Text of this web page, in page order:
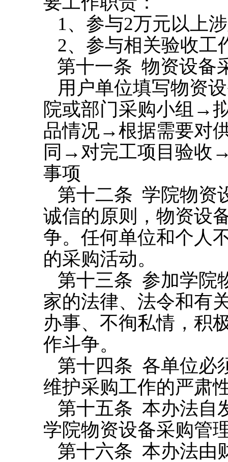
1、参与2万元以上
2、参与相关验收工
第十一条 物资设备
用户单位填写物资
院或部门采购小组 →
品情况→根据需要对
同 → 对完工项目验收
事项
第十二条 学院物资
诚信的原则，物资设
争。任何单位和个人
的采购活动。
第十三条 参加学院
家的法律、法令和有
办事、不徇私情，积
作斗争。
第十四条 各单位必
维护采购工作的严肃
第十五条 本办法自
学院物资设备采购管
第十六条 本办法由